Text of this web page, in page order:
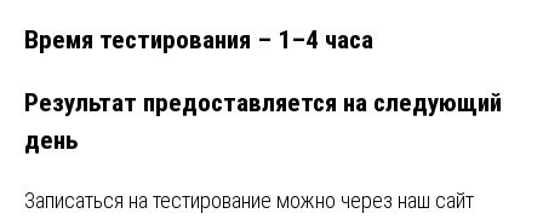
Время тестирования – 1–4 часа
Результат предоставляется на следующий
день
Записаться на тестирование можно через наш сайт